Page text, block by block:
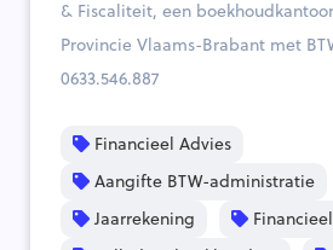
& Fiscaliteit, een
Provincie Vlaams-Brabant met
0633.546.887
Financieel Advies
Aangifte BTW-administratie
Jaarrekening